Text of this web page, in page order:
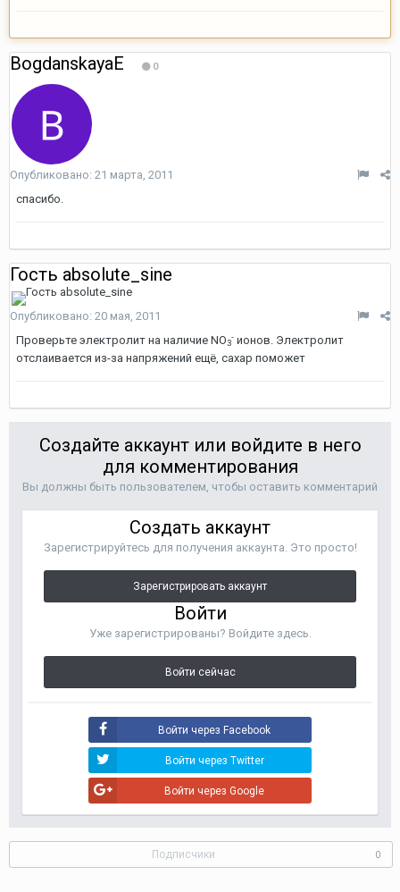
BogdanskayaE 0
Опубликовано: 21 марта, 2011
спасибо.
Гость absolute_sine
Опубликовано: 20 мая, 2011
Проверьте электролит на наличие NO3
- ионов. Электролит
отслаивается из-за напряжений ещё, сахар поможет
Создайте аккаунт или войдите в него
для комментирования
Вы должны быть пользователем, чтобы оставить комментарий
Создать аккаунт
Зарегистрируйтесь для получения аккаунта. Это просто!
Зарегистрировать аккаунт
Войти
Уже зарегистрированы? Войдите здесь.
Войти сейчас
Войти через Facebook
Войти через Twitter
Войти через Google
Подписчики 0